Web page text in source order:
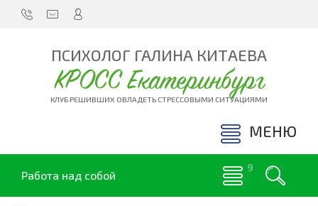
ПСИХОЛОГ ГАЛИНА КИТАЕВА
КРОСС Екатеринбург
КЛУБ РЕШИВШИХ ОВЛАДЕТЬ СТРЕССОВЫМИ СИТУАЦИЯМИ
МЕНЮ
Работа над собой